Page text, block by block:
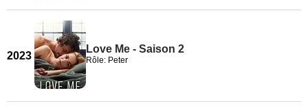
2023
Love Me - Saison 2
Rôle: Peter